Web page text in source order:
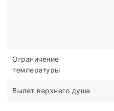
Ограничение
температуры
Вылет верхнего душа